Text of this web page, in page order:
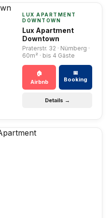
LUX APARTMENT
DOWNTOWN
Lux Apartment
Downtown
Praterstr. 32 · Nürnberg ·
60m² · bis 4 Gäste
🏠
Airbnb
📅
Booking
Details →